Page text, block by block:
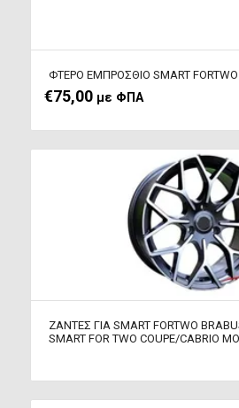
ΦΤΕΡO ΕΜΠΡΟΣΘΙΟ SMART
€75,00 με ΦΠΑ
ΖΑΝΤΕΣ ΓΙΑ SMART FORTWO
SMART FOR TWO COUPE/CABRIO